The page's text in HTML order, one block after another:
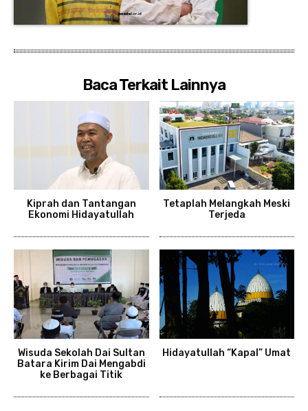
Baca Terkait Lainnya
Kiprah dan Tantangan
Ekonomi Hidayatullah
Tetaplah Melangkah Meski
Terjeda
Wisuda Sekolah Dai Sultan
Batara Kirim Dai Mengabdi
ke Berbagai Titik
Hidayatullah “Kapal” Umat